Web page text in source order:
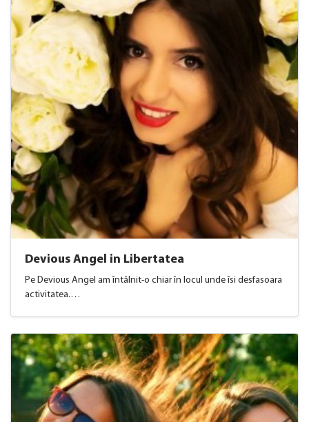
Devious Angel in Libertatea
Pe Devious Angel am întâlnit-o chiar în locul unde îsi desfasoara
activitatea.…